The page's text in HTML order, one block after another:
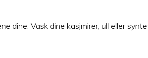
dine. Vask dine kasjmirer, ull eller